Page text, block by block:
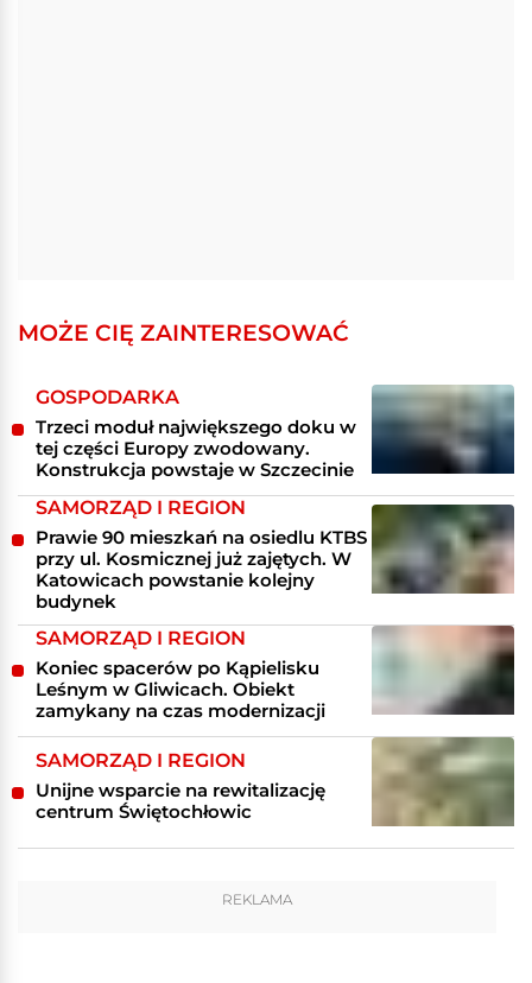
MOŻE CIĘ ZAINTERESOWAĆ
GOSPODARKA
Trzeci moduł największego doku w
tej części Europy zwodowany.
Konstrukcja powstaje w Szczecinie
SAMORZĄD I REGION
Prawie 90 mieszkań na osiedlu KTBS
przy ul. Kosmicznej już zajętych. W
Katowicach powstanie kolejny
budynek
SAMORZĄD I REGION
Koniec spacerów po Kąpielisku
Leśnym w Gliwicach. Obiekt
zamykany na czas modernizacji
SAMORZĄD I REGION
Unijne wsparcie na rewitalizację
centrum Świętochłowic
REKLAMA